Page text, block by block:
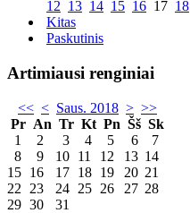
12 13 14 15 16 17 18
Kitas
Paskutinis
Artimiausi renginiai
<< < Saus. 2018 > >>
Pr An Tr Kt Pn Šš Sk
1
2 3 4 5 6
7
8
9 10 11 12 13 14
15 16 17 18 19 20 21
22
23 24 25 26 27 28
29 30 31